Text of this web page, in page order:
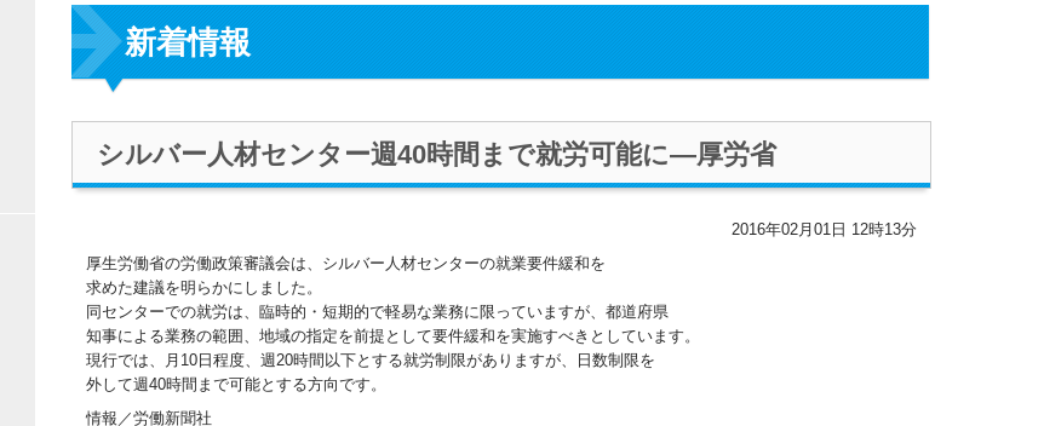
新着情報
シルバー人材センター週40時間まで就労可能に―厚労省
2016年02月01日 12時13分
厚生労働省の労働政策審議会は、シルバー人材センターの就業要件緩和を
求めた建議を明らかにしました。
同センターでの就労は、臨時的・短期的で軽易な業務に限っていますが、都道府県
知事による業務の範囲、地域の指定を前提として要件緩和を実施すべきとしています。
現行では、月10日程度、週20時間以下とする就労制限がありますが、日数制限を
外して週40時間まで可能とする方向です。
情報／労働新聞社